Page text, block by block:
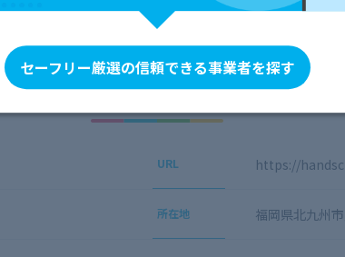
会社概要
URL https://
所在地 福岡県北九州
セーフリー厳選の信頼できる事業者を探す